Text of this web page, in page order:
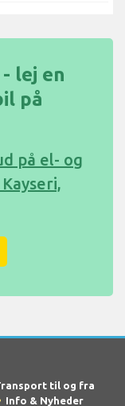
lej en
på
på el- og
til og fra
Info & Nyheder